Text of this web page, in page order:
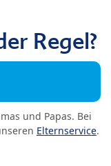
Regel?
und Papas. Bei
Elternservice.